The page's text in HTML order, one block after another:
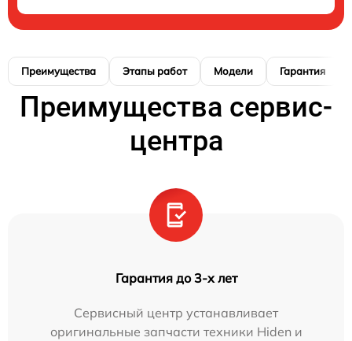
Преимущества Этапы работ Модели Гарантия
Преимущества сервис-
центра
Гарантия до 3-х лет
Сервисный центр устанавливает
оригинальные запчасти техники Hiden и